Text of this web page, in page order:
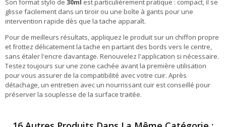
Son format stylo de 30ml est particulièrement pratique : compact, il se
glisse facilement dans un tiroir ou une boîte à gants pour une
intervention rapide dès que la tache apparaît.
Pour de meilleurs résultats, appliquez le produit sur un chiffon propre
et frottez délicatement la tache en partant des bords vers le centre,
sans étaler l'encre davantage. Renouvelez l'application si nécessaire.
Testez toujours sur une zone cachée avant la première utilisation
pour vous assurer de la compatibilité avec votre cuir. Après
détachage, un entretien avec un nourrissant cuir est conseillé pour
préserver la souplesse de la surface traitée.